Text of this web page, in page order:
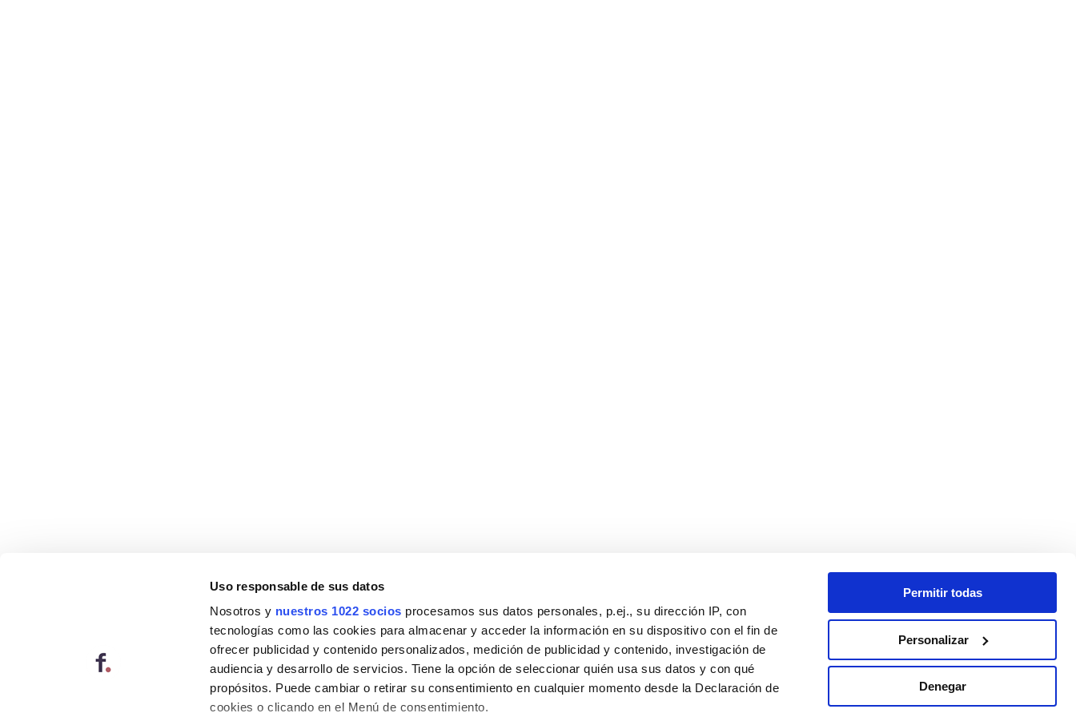
Uso responsable de sus datos
Nosotros y nuestros 1022 socios procesamos sus datos personales, p.ej., su dirección IP, con
tecnologías como las cookies para almacenar y acceder la información en su dispositivo con el fin de
ofrecer publicidad y contenido personalizados, medición de publicidad y contenido, investigación de
audiencia y desarrollo de servicios. Tiene la opción de seleccionar quién usa sus datos y con qué
propósitos. Puede cambiar o retirar su consentimiento en cualquier momento desde la Declaración de
cookies o clicando en el Menú de consentimiento.
Permitir todas
Personalizar
Denegar